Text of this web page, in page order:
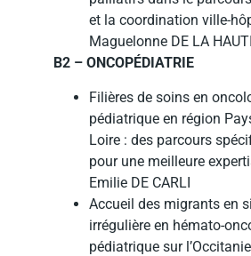
et la coordination ville-
Maguelonne DE LA
B2 – ONCOPÉDIATRIE
Filières de soins en
pédiatrique en région
Loire : des parcours
pour une meilleure
Emilie DE CARLI
Accueil des migrants en
irrégulière en hémato-
pédiatrique sur